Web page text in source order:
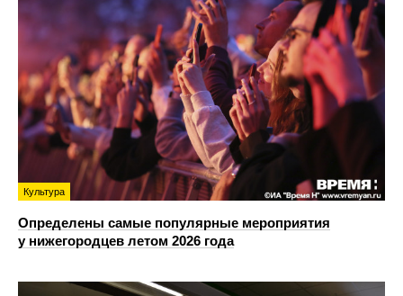
Культура
Определены самые популярные мероприятия
у нижегородцев летом 2026 года